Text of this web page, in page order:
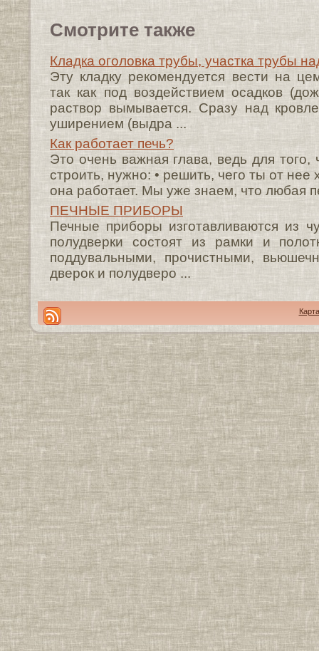
Смотрите также
Кладка оголовка трубы, участка трубы
Эту кладку рекомендуется вести на
так как под воздействием осадков
раствор вымывается. Сразу над
уширением (выдра ...
Как работает печь?
Это очень важная глава, ведь для того,
строить, нужно: • решить, чего ты от нее
она работает. Мы уже знаем, что любая
ПЕЧНЫЕ ПРИБОРЫ
Печные приборы изготавливаются из
полудверки состоят из рамки и
поддувальными, прочистными,
дверок и полудверо ...